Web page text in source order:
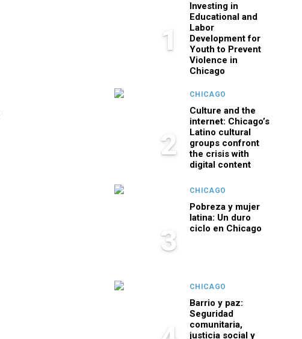
1
Investing in
Educational and
Labor
Development for
Youth to Prevent
Violence in
Chicago
2
CHICAGO
Culture and the
internet: Chicago’s
Latino cultural
groups confront
the crisis with
digital content
3
CHICAGO
Pobreza y mujer
latina: Un duro
ciclo en Chicago
CHICAGO
Barrio y paz:
Seguridad
comunitaria,
justicia social y